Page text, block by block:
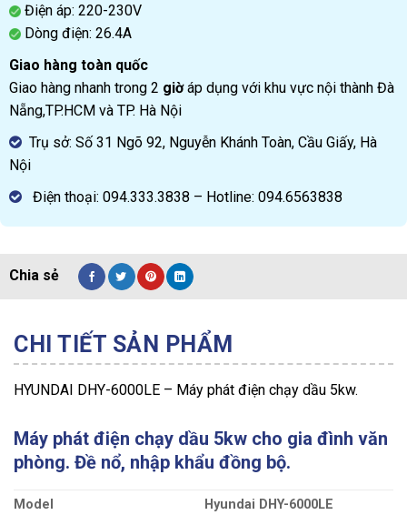
Điện áp: 220-230V
Dòng điện: 26.4A
Giao hàng toàn quốc
Giao hàng nhanh trong 2 giờáp dụng với khu vực nội thành Đà
Nẵng,TP.HCM và TP. Hà Nội
Trụ sở: Số 31 Ngõ 92, Nguyễn Khánh Toàn, Cầu Giấy, Hà
Nội
Điện thoại: 094.333.3838 – Hotline: 094.6563838
CHI TIẾT SẢN PHẨM
HYUNDAI DHY-6000LE – Máy phát điện chạy dầu 5kw.
Máy phát điện chạy dầu 5kw cho gia đình văn
phòng. Đề nổ, nhập khẩu đồng bộ.
Model
Hyundai DHY-6000LE